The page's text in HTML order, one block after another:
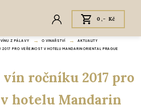
0,- Kč
Z PÁLAVY O VINAŘSTVÍ AKTUALITY
2017 PRO VEŘEJNOST V HOTELU MANDARIN ORIENTAL PRAGUE
ročníku 2017 pro
hotelu Mandarin